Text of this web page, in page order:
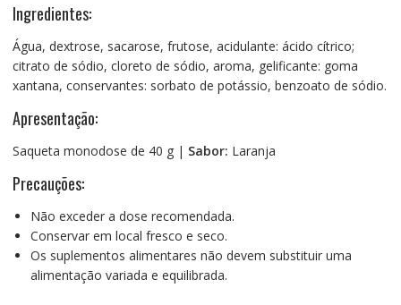
Ingredientes:
Água, dextrose, sacarose, frutose, acidulante: ácido cítrico;
citrato de sódio, cloreto de sódio, aroma, gelificante: goma
xantana, conservantes: sorbato de potássio, benzoato de sódio.
Apresentação:
Saqueta monodose de 40 g | Sabor: Laranja
Precauções:
Não exceder a dose recomendada.
Conservar em local fresco e seco.
Os suplementos alimentares não devem substituir uma
alimentação variada e equilibrada.